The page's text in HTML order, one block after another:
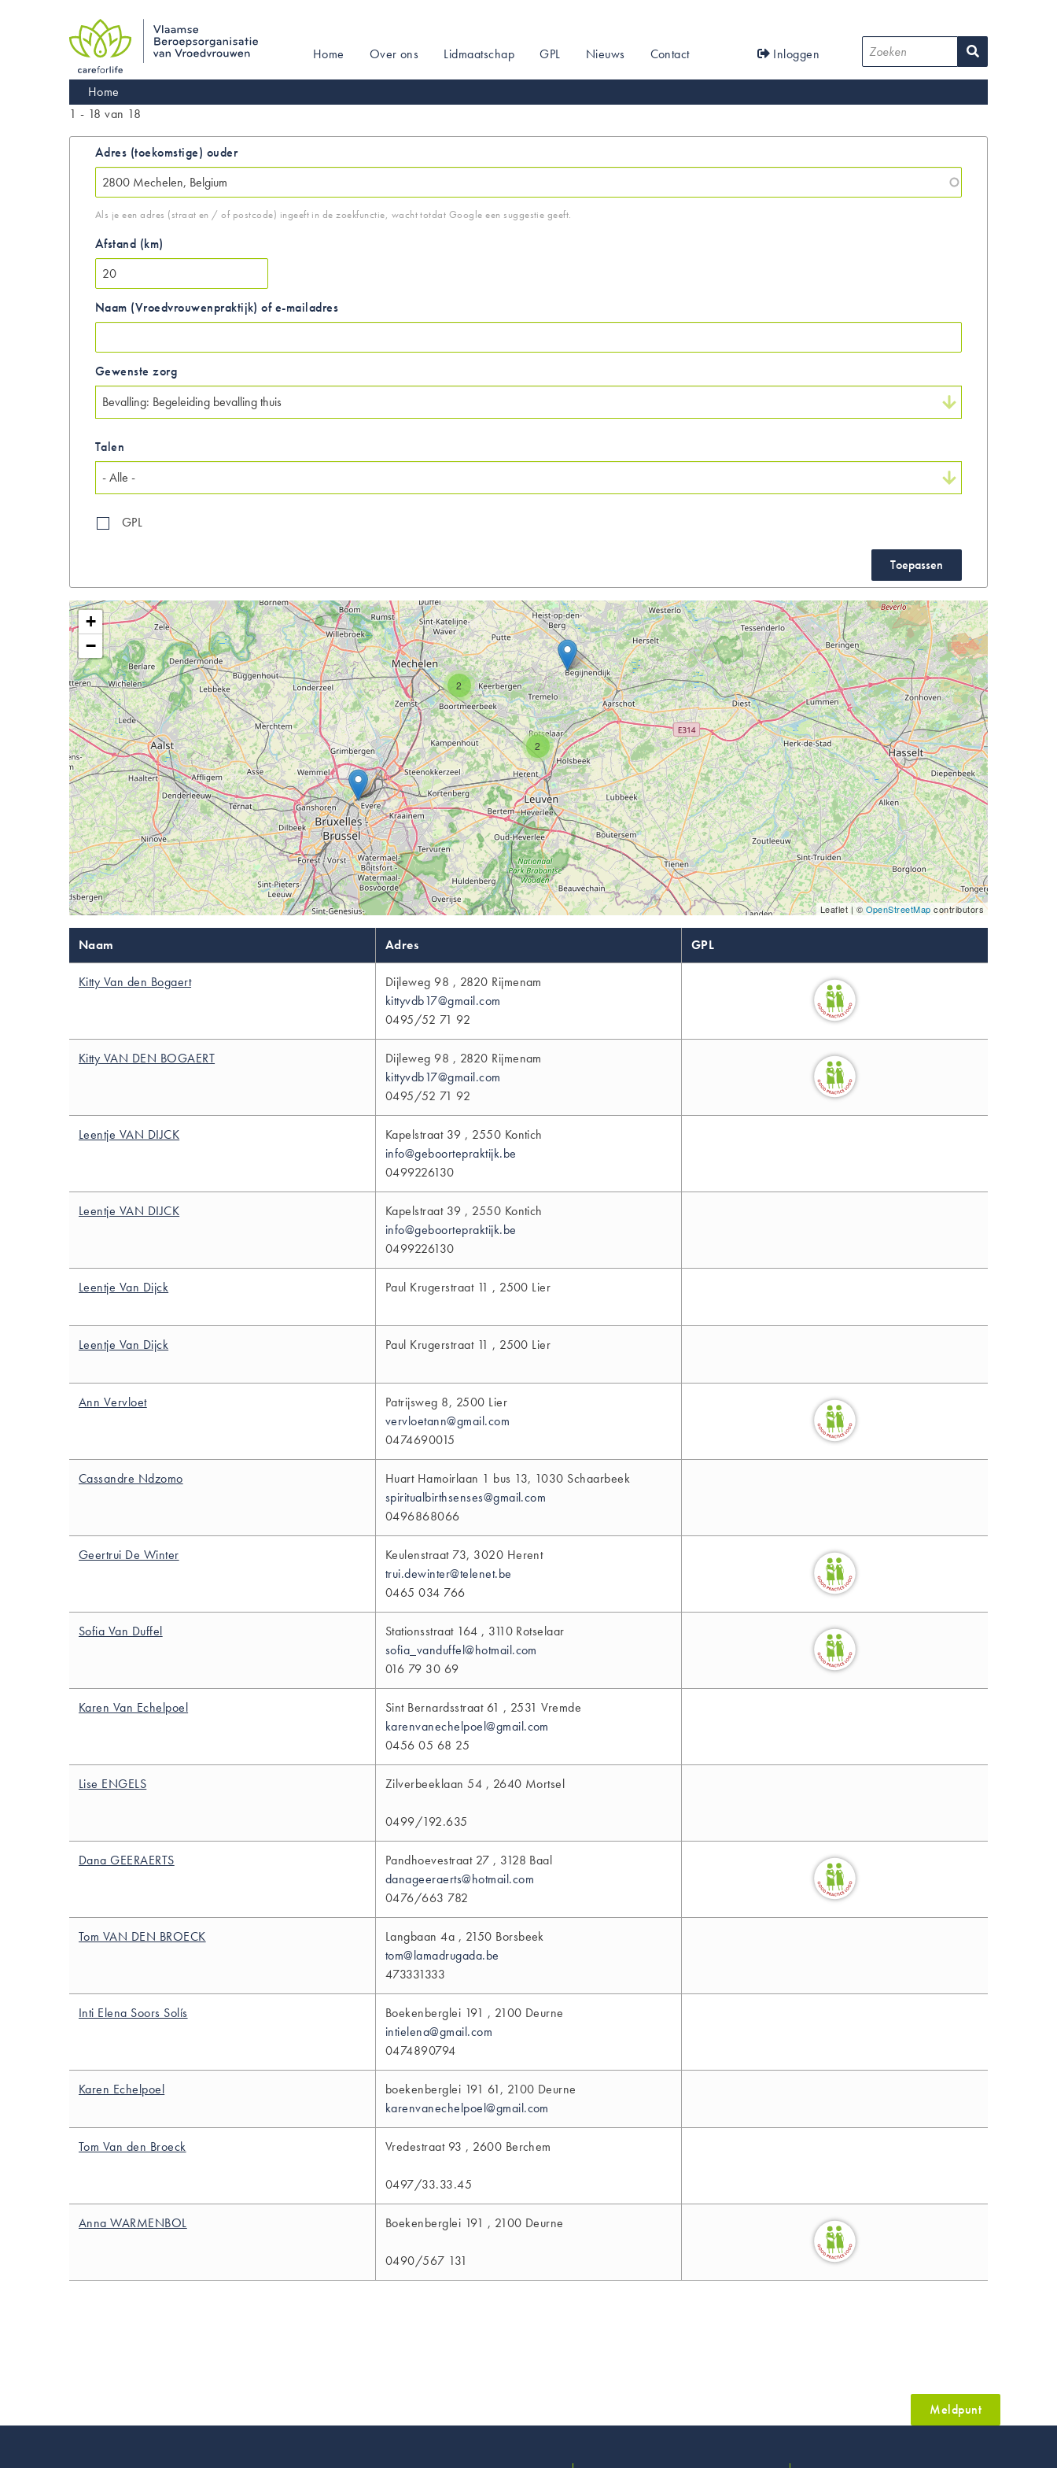
Main
navigation
Home Over ons Lidmaatschap GPL Nieuws Contact
User
account
menu
Inloggen
Kruimelpad
Home
1 - 18 van 18
Adres (toekomstige) ouder
Als je een adres (straat en / of postcode) ingeeft in de zoekfunctie, wacht totdat Google een suggestie geeft.
Afstand (km)
Naam (Vroedvrouwenpraktijk) of e-mailadres
Gewenste zorg
Talen
GPL
Toepassen
2
2
+
−
Leaflet | © OpenStreetMap contributors
Naam Adres GPL
Kitty Van den Bogaert
Dijleweg 98 , 2820 Rijmenam
kittyvdb17@gmail.com
0495/52 71 92
Kitty VAN DEN BOGAERT
Dijleweg 98 , 2820 Rijmenam
kittyvdb17@gmail.com
0495/52 71 92
Leentje VAN DIJCK
Kapelstraat 39 , 2550 Kontich
info@geboortepraktijk.be
0499226130
Leentje VAN DIJCK
Kapelstraat 39 , 2550 Kontich
info@geboortepraktijk.be
0499226130
Leentje Van Dijck Paul Krugerstraat 11 , 2500 Lier
Leentje Van Dijck Paul Krugerstraat 11 , 2500 Lier
Ann Vervloet
Patrijsweg 8, 2500 Lier
vervloetann@gmail.com
0474690015
Cassandre Ndzomo
Huart Hamoirlaan 1 bus 13, 1030 Schaarbeek
spiritualbirthsenses@gmail.com
0496868066
Geertrui De Winter
Keulenstraat 73, 3020 Herent
trui.dewinter@telenet.be
0465 034 766
Sofia Van Duffel
Stationsstraat 164 , 3110 Rotselaar
sofia_vanduffel@hotmail.com
016 79 30 69
Karen Van Echelpoel
Sint Bernardsstraat 61 , 2531 Vremde
karenvanechelpoel@gmail.com
0456 05 68 25
Lise ENGELS Zilverbeeklaan 54 , 2640 Mortsel
0499/192.635
Dana GEERAERTS
Pandhoevestraat 27 , 3128 Baal
danageeraerts@hotmail.com
0476/663 782
Tom VAN DEN BROECK
Langbaan 4a , 2150 Borsbeek
tom@lamadrugada.be
473331333
Inti Elena Soors Solís
Boekenberglei 191 , 2100 Deurne
intielena@gmail.com
0474890794
Karen Echelpoel
boekenberglei 191 61, 2100 Deurne
karenvanechelpoel@gmail.com
Tom Van den Broeck Vredestraat 93 , 2600 Berchem
0497/33.33.45
Anna WARMENBOL Boekenberglei 191 , 2100 Deurne
0490/567 131
Meldpunt